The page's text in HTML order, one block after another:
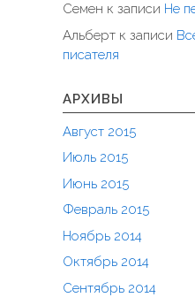
Семен к записи Не
Альберт к записи
писателя
АРХИВЫ
Август 2015
Июль 2015
Июнь 2015
Февраль 2015
Ноябрь 2014
Октябрь 2014
Сентябрь 2014